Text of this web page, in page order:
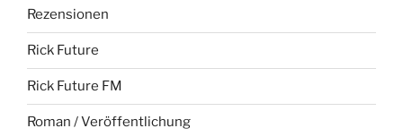
Rezensionen
Rick Future
Rick Future FM
Roman / Veröffentlichung